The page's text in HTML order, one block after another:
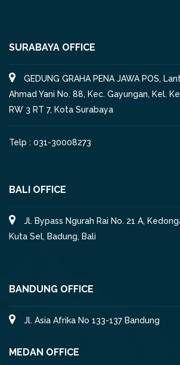
SURABAYA OFFICE
GEDUNG GRAHA PENA JAWA POS,
Ahmad Yani No. 88, Kec. Gayungan, Kel.
RW 3 RT 7, Kota Surabaya
Telp : 031-30008273
BALI OFFICE
Jl. Bypass Ngurah Rai No. 21 A,
Kuta Sel, Badung, Bali
BANDUNG OFFICE
Jl. Asia Afrika No 133-137 Bandung
MEDAN OFFICE